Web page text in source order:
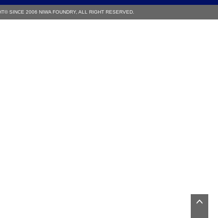
SINCE 2006 NIWA FOUNDRY, ALL RIGHT RESERVED.